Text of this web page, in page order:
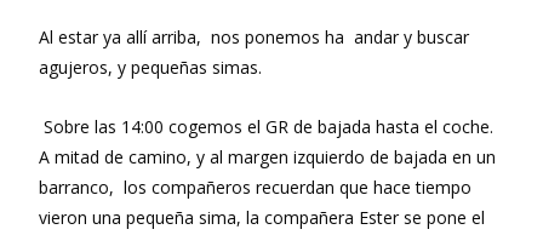
Al estar ya allí arriba, nos ponemos ha andar y buscar
agujeros, y pequeñas simas.
Sobre las 14:00 cogemos el GR de bajada hasta el coche.
A mitad de camino, y al margen izquierdo de bajada en un
barranco, los compañeros recuerdan que hace tiempo
vieron una pequeña sima, la compañera Ester se pone el